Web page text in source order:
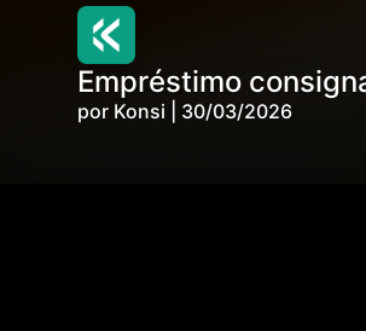
Empréstimo
por Konsi | 30/03/2026